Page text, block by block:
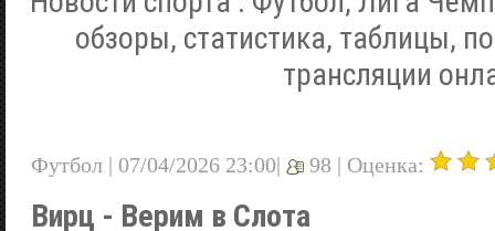
обзоры, статистика, таблицы,
трансляции
Футбол | 07/04/2026 23:00| 98 | Оценка:
Вирц - Верим в Слота